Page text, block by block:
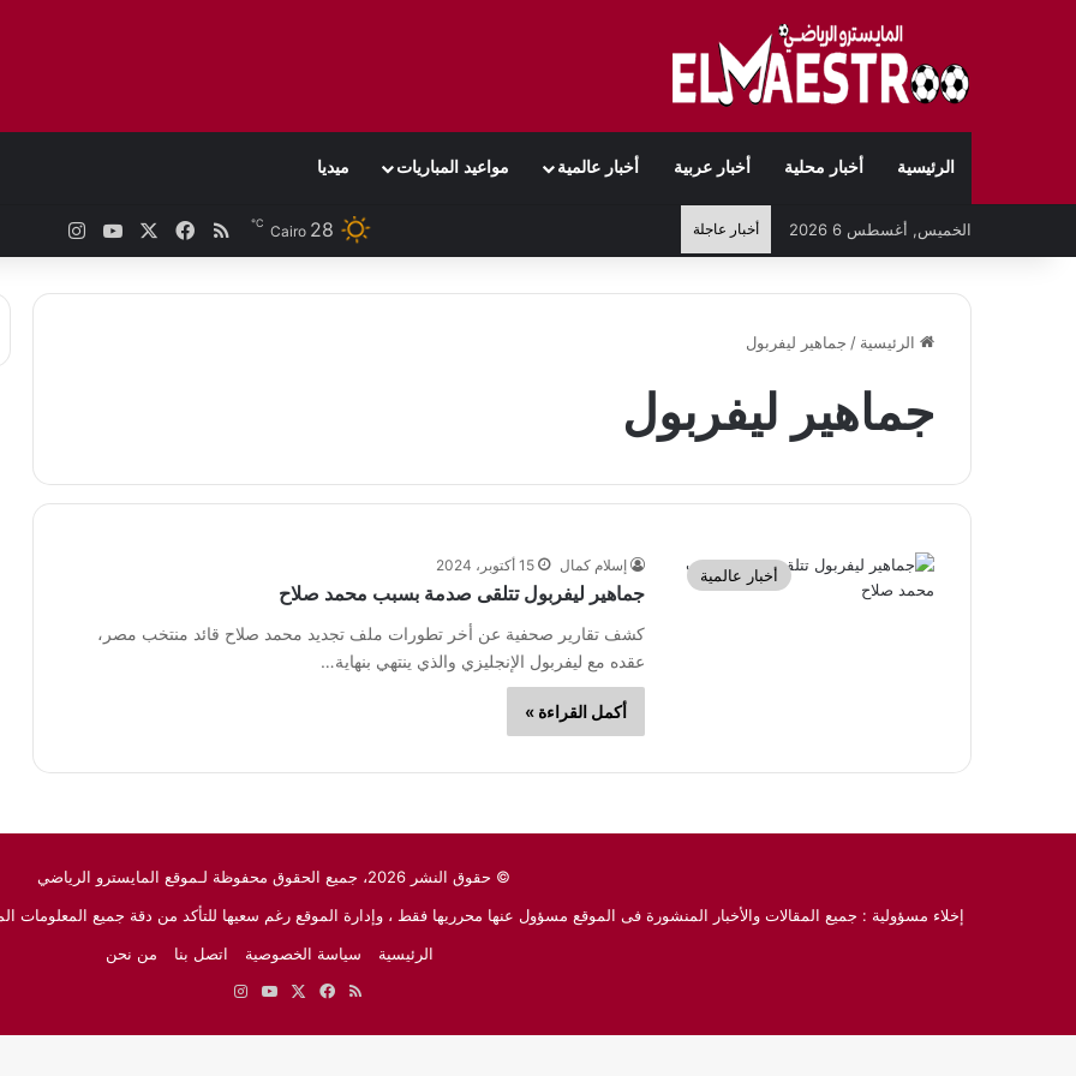
الرئيسية أخبار محلية أخبار عربية أخبار عالمية مواعيد المباريات ميديا
الخميس, أغسطس 6 2026 أخبار عاجلة Cairo 28
℃ ملخص الموقع RSS
فيسبوك ‫YouTubeانستقرام
الرئيسية / جماهير ليفربول
جماهير ليفربول
أخبار عالمية
إسلام كمال 15 أكتوبر، 2024
جماهير ليفربول تتلقى صدمة بسبب محمد صلاح
كشف تقارير صحفية عن أخر تطورات ملف تجديد محمد صلاح قائد منتخب مصر،
عقده مع ليفربول الإنجليزي والذي ينتهي بنهاية…
أكمل القراءة »
© حقوق النشر 2026، جميع الحقوق محفوظة لـموقع المايسترو الرياضي
إخلاء مسؤولية : جميع المقالات والأخبار المنشورة فى الموقع مسؤول عنها محرريها فقط ، وإدارة الموقع رغم سعيها للتأكد من دقة جميع المعلومات
الرئيسية
سياسة الخصوصية اتصل بنا
من نحن
ملخصفيسبوك ‫YouTubeانستقرام